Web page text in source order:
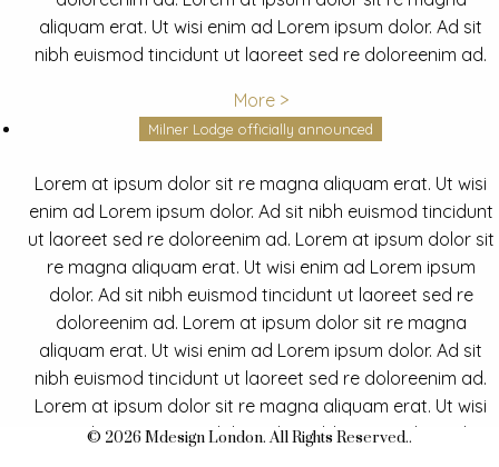
aliquam erat. Ut wisi enim ad Lorem ipsum dolor. Ad sit
nibh euismod tincidunt ut laoreet sed re doloreenim ad.
More >
Milner Lodge officially announced
Lorem at ipsum dolor sit re magna aliquam erat. Ut wisi
enim ad Lorem ipsum dolor. Ad sit nibh euismod tincidunt
ut laoreet sed re doloreenim ad. Lorem at ipsum dolor sit
re magna aliquam erat. Ut wisi enim ad Lorem ipsum
dolor. Ad sit nibh euismod tincidunt ut laoreet sed re
doloreenim ad. Lorem at ipsum dolor sit re magna
aliquam erat. Ut wisi enim ad Lorem ipsum dolor. Ad sit
nibh euismod tincidunt ut laoreet sed re doloreenim ad.
Lorem at ipsum dolor sit re magna aliquam erat. Ut wisi
enim ad Lorem ipsum dolor. Ad sit nibh euismod tincidunt
© 2026 Mdesign London. All Rights Reserved..